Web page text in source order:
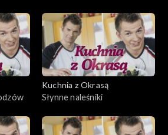
Kuchnia z Okrasą
Słynne naleśniki